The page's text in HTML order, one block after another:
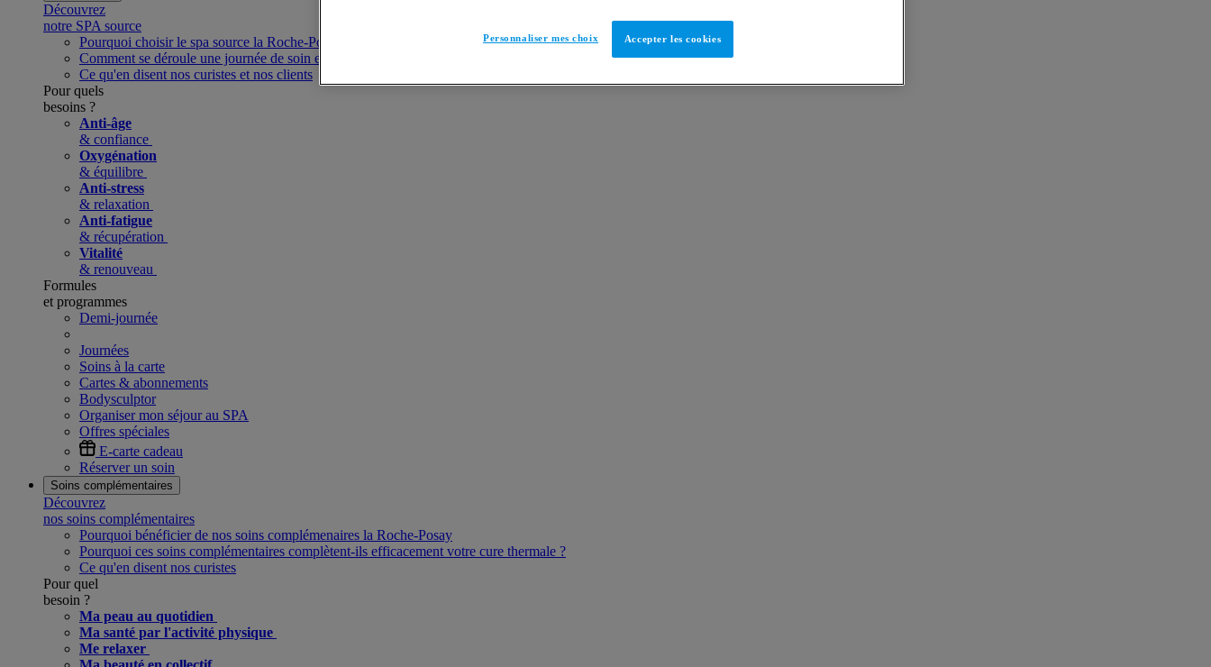
Découvrez
notre SPA source
Pourquoi choisir le spa source la Roche-Posay ?
Comment se déroule une journée de soin et de bien-être ?
Ce qu'en disent nos curistes et nos clients
Pour quels
besoins ?
Anti-âge
& confiance
Oxygénation
& équilibre
Anti-stress
& relaxation
Anti-fatigue
& récupération
Vitalité
& renouveau
Formules
et programmes
Demi-journée
Journées
Soins à la carte
Cartes & abonnements
Bodysculptor
Organiser mon séjour au SPA
Offres spéciales
E-carte cadeau
Réserver un soin
Soins complémentaires
Découvrez
nos soins complémentaires
Pourquoi bénéficier de nos soins complémenaires la Roche-Posay
Pourquoi ces soins complémentaires complètent-ils efficacement votre cure thermale ?
Ce qu'en disent nos curistes
Pour quel
besoin ?
Ma peau au quotidien
Ma santé par l'activité physique
Me relaxer
Accepter les cookies
Personnaliser mes choix